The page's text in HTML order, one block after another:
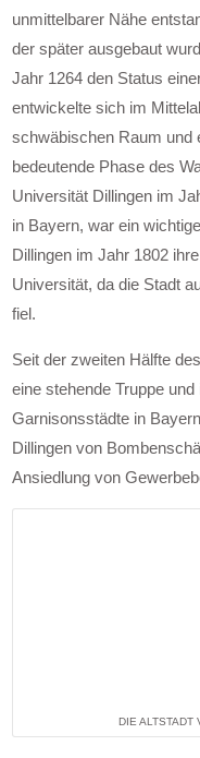
unmittelbarer Nähe
der später ausgebaut
Jahr 1264 den Status
entwickelte sich im
schwäbischen Raum und
bedeutende Phase des
Universität Dillingen im
in Bayern, war ein
Dillingen im Jahr 1802
Universität, da die Stadt
fiel.
Seit der zweiten Hälfte
eine stehende Truppe
Garnisonsstädte in
Dillingen von
Ansiedlung von
DIE ALTSTADT